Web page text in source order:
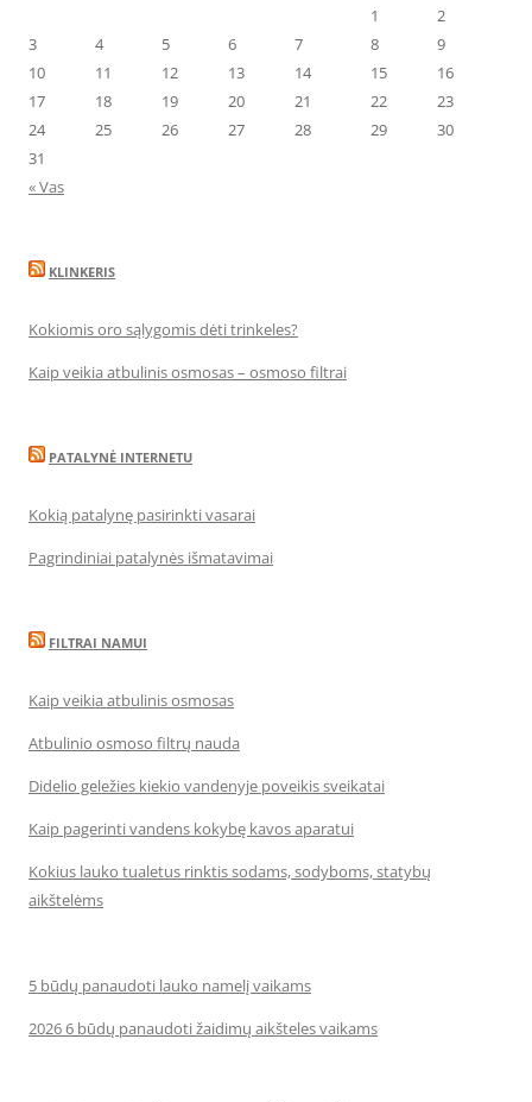
1
2
3
4 5 6 7 8
9
10
11 12 13 14 15
16
17
18 19 20 21 22
23
24
25 26 27 28 29
30
31
« Vas
KLINKERIS
Kokiomis oro sąlygomis dėti trinkeles?
Kaip veikia atbulinis osmosas – osmoso filtrai
PATALYNĖ INTERNETU
Kokią patalynę pasirinkti vasarai
Pagrindiniai patalynės išmatavimai
FILTRAI NAMUI
Kaip veikia atbulinis osmosas
Atbulinio osmoso filtrų nauda
Didelio geležies kiekio vandenyje poveikis sveikatai
Kaip pagerinti vandens kokybę kavos aparatui
Kokius lauko tualetus rinktis sodams, sodyboms, statybų
aikštelėms
5 būdų panaudoti lauko namelį vaikams
2026 6 būdų panaudoti žaidimų aikšteles vaikams